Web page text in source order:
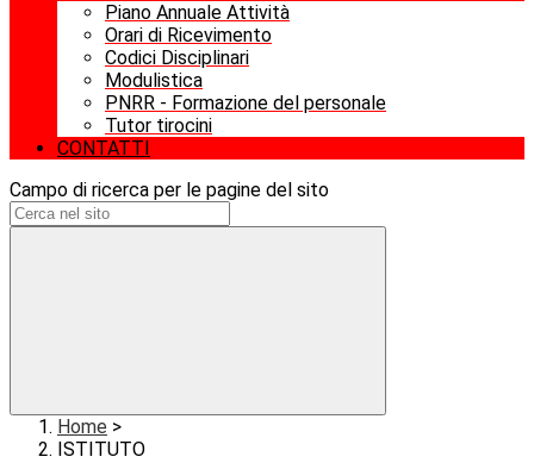
Piano Annuale Attività
Orari di Ricevimento
Codici Disciplinari
Modulistica
PNRR - Formazione del personale
Tutor tirocini
CONTATTI
Campo di ricerca per le pagine del sito
Home >
ISTITUTO